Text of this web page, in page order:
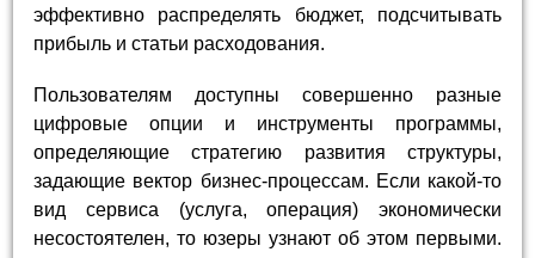
эффективно распределять бюджет, подсчитывать
прибыль и статьи расходования.
Пользователям доступны совершенно разные
цифровые опции и инструменты программы,
определяющие стратегию развития структуры,
задающие вектор бизнес-процессам. Если какой-то
вид сервиса (услуга, операция) экономически
несостоятелен, то юзеры узнают об этом первыми.